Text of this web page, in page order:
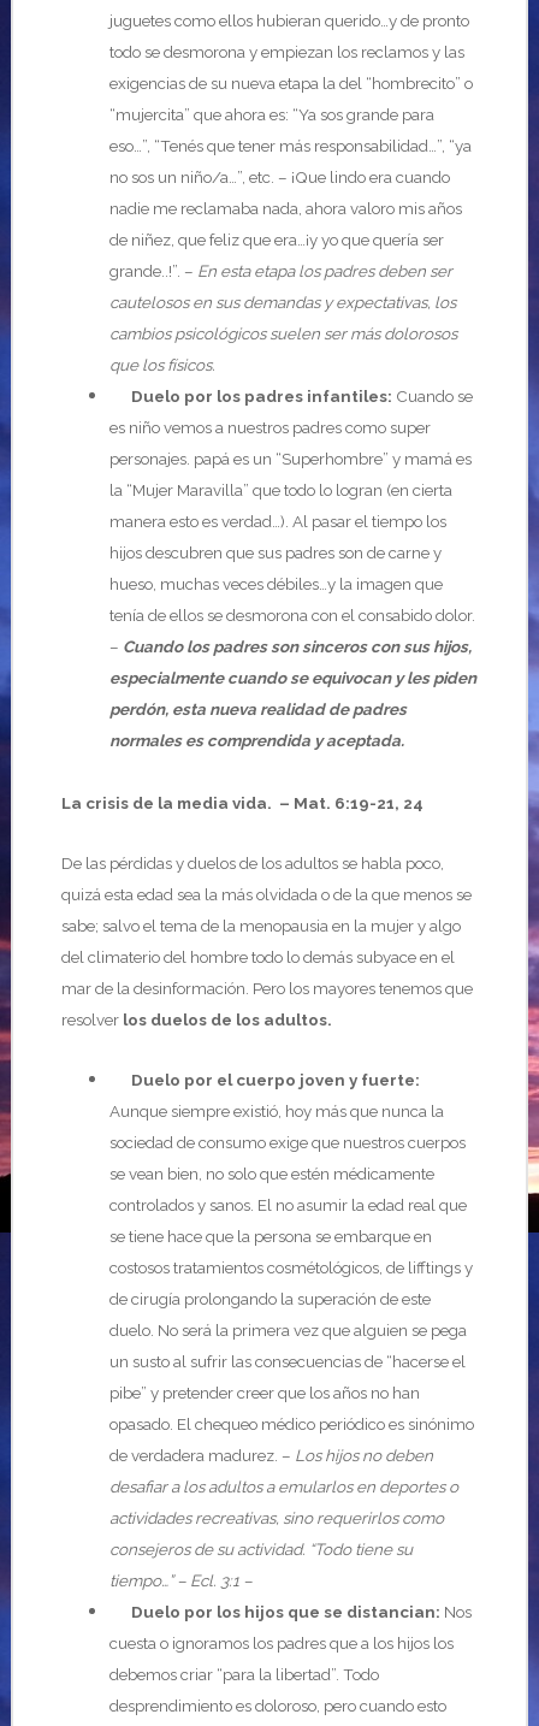
juguetes como ellos hubieran querido…y de pronto
todo se desmorona y empiezan los reclamos y las
exigencias de su nueva etapa la del “hombrecito” o
“mujercita” que ahora es: “Ya sos grande para
eso…”, “Tenés que tener más responsabilidad…”, “ya
no sos un niño/a…”, etc. – ¡Que lindo era cuando
nadie me reclamaba nada, ahora valoro mis años
de niñez, que feliz que era…¡y yo que quería ser
grande..!”. – En esta etapa los padres deben ser
cautelosos en sus demandas y expectativas, los
cambios psicológicos suelen ser más dolorosos
que los físicos.
Duelo por los padres infantiles: Cuando se
es niño vemos a nuestros padres como super
personajes. papá es un “Superhombre” y mamá es
la “Mujer Maravilla” que todo lo logran (en cierta
manera esto es verdad…). Al pasar el tiempo los
hijos descubren que sus padres son de carne y
hueso, muchas veces débiles…y la imagen que
tenía de ellos se desmorona con el consabido dolor.
– Cuando los padres son sinceros con sus hijos,
especialmente cuando se equivocan y les piden
perdón, esta nueva realidad de padres
normales es comprendida y aceptada.
La crisis de la media vida. – Mat. 6:19-21, 24
De las pérdidas y duelos de los adultos se habla poco,
quizá esta edad sea la más olvidada o de la que menos se
sabe; salvo el tema de la menopausia en la mujer y algo
del climaterio del hombre todo lo demás subyace en el
mar de la desinformación. Pero los mayores tenemos que
resolver los duelos de los adultos.
Duelo por el cuerpo joven y fuerte:
Aunque siempre existió, hoy más que nunca la
sociedad de consumo exige que nuestros cuerpos
se vean bien, no solo que estén médicamente
controlados y sanos. El no asumir la edad real que
se tiene hace que la persona se embarque en
costosos tratamientos cosmétológicos, de lifftings y
de cirugía prolongando la superación de este
duelo. No será la primera vez que alguien se pega
un susto al sufrir las consecuencias de “hacerse el
pibe” y pretender creer que los años no han
opasado. El chequeo médico periódico es sinónimo
de verdadera madurez. – Los hijos no deben
desafiar a los adultos a emularlos en deportes o
actividades recreativas, sino requerirlos como
consejeros de su actividad. “Todo tiene su
tiempo…” – Ecl. 3:1 –
Duelo por los hijos que se distancian: Nos
cuesta o ignoramos los padres que a los hijos los
debemos criar “para la libertad”. Todo
desprendimiento es doloroso, pero cuando esto